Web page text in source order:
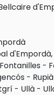
Fontanilles -
- Rupià
- Ullà -